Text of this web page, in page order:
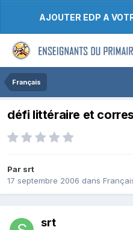
AJOUTER EDP A
Français
défi littéraire et
Par srt
17 septembre 2006 dans
srt